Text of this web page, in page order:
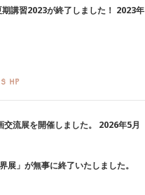
講習2023が終了しました！ 2023年
HP
流展を開催しました。
2026年5月
展」が無事に終了いたしました。